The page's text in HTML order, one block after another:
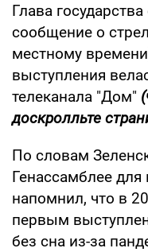
Глава
сообщение о
местному
выступления
телеканала "Дом"
доскролльте
По словам
Генассамблее для
напомнил, что в
первым
без сна из-за